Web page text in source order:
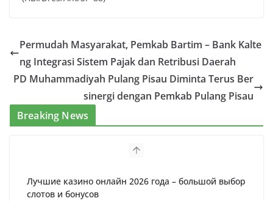
Permudah Masyarakat, Pemkab Bartim – Bank Kalte
ng Integrasi Sistem Pajak dan Retribusi Daerah
PD Muhammadiyah Pulang Pisau Diminta Terus Ber
sinergi dengan Pemkab Pulang Pisau
Breaking News
Лучшие казино онлайн 2026 года – большой выбор
слотов и бонусов